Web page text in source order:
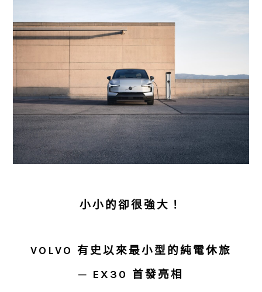
小小的卻很強大！
VOLVO 有史以來最小型的純電休旅
─ EX30 首發亮相